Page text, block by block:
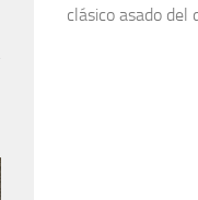
clásico asado del